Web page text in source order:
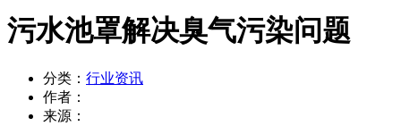
污水池罩解决臭气污染问题
分类： 行业资讯
作者：
来源：